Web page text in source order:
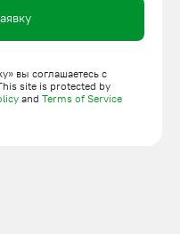
вы соглашаетесь с
site is protected by
and Terms of Service